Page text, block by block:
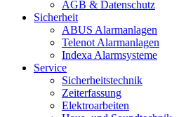
AGB & Datenschutz
Sicherheit
ABUS Alarmanlagen
Telenot Alarmanlagen
Indexa Alarmsysteme
Service
Sicherheitstechnik
Zeiterfassung
Elektroarbeiten